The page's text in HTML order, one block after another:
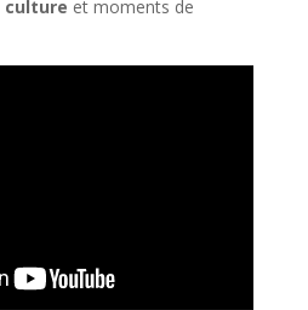
culture et moments de